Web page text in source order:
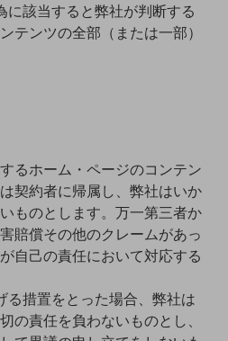
介
に該当すると弊社が判断する
テンツの全部（または一部）
るホーム・ページのコンテン
契約者に帰属し、弊社はいか
ものとします。万一第三者か
賠償その他のクレームがあっ
自己の責任において対応する
る措置をとった場合、弊社は
の責任を負わないものとし、